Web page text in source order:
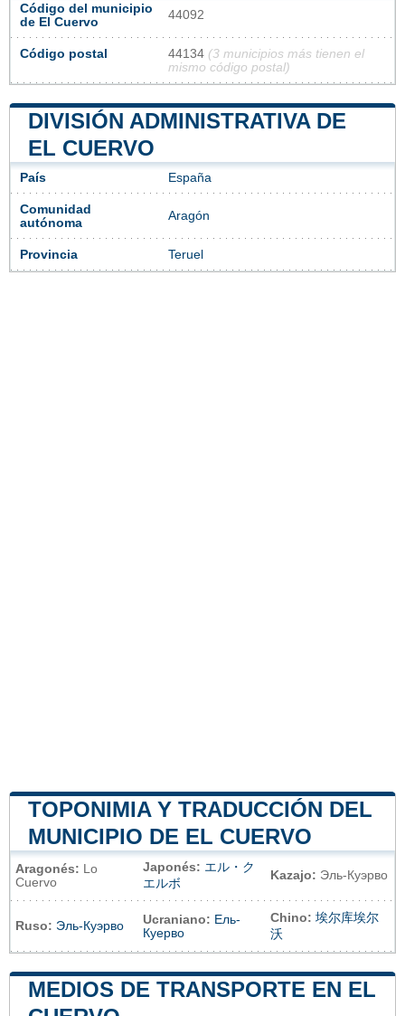
Código del municipio
de El Cuervo
44092
Código postal 44134 (3 municipios más tienen el
mismo código postal)
DIVISIÓN ADMINISTRATIVA DE
EL CUERVO
País España
Comunidad
autónoma
Aragón
Provincia Teruel
TOPONIMIA Y TRADUCCIÓN DEL
MUNICIPIO DE EL CUERVO
Aragonés: Lo
Cuervo
Japonés: エル・ク
エルボ
Kazajo: Эль-Куэрво
Ruso: Эль-Куэрво Ucraniano: Ель-
Куерво
Chino: 埃尔库埃尔
沃
MEDIOS DE TRANSPORTE EN EL